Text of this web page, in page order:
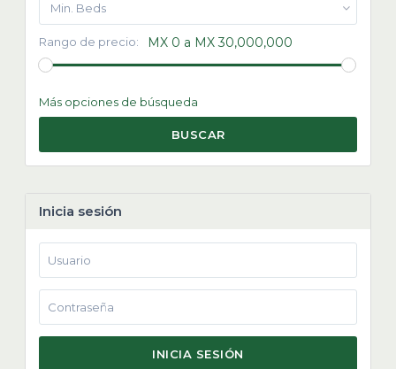
Min. Beds
Rango de precio: MX 0 a MX 30,000,000
Más opciones de búsqueda
BUSCAR
Inicia sesión
INICIA SESIÓN